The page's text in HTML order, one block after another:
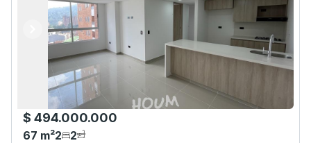
Anterior
Siguiente
$ 494.000.000
67 m²2 2